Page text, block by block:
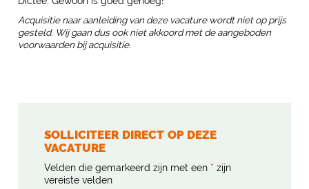
Acquisitie naar aanleiding van deze vacature wordt niet op prijs
gesteld. Wij gaan dus ook niet akkoord met de aangeboden
voorwaarden bij acquisitie.
SOLLICITEER DIRECT OP DEZE
VACATURE
Velden die gemarkeerd zijn met een * zijn
vereiste velden